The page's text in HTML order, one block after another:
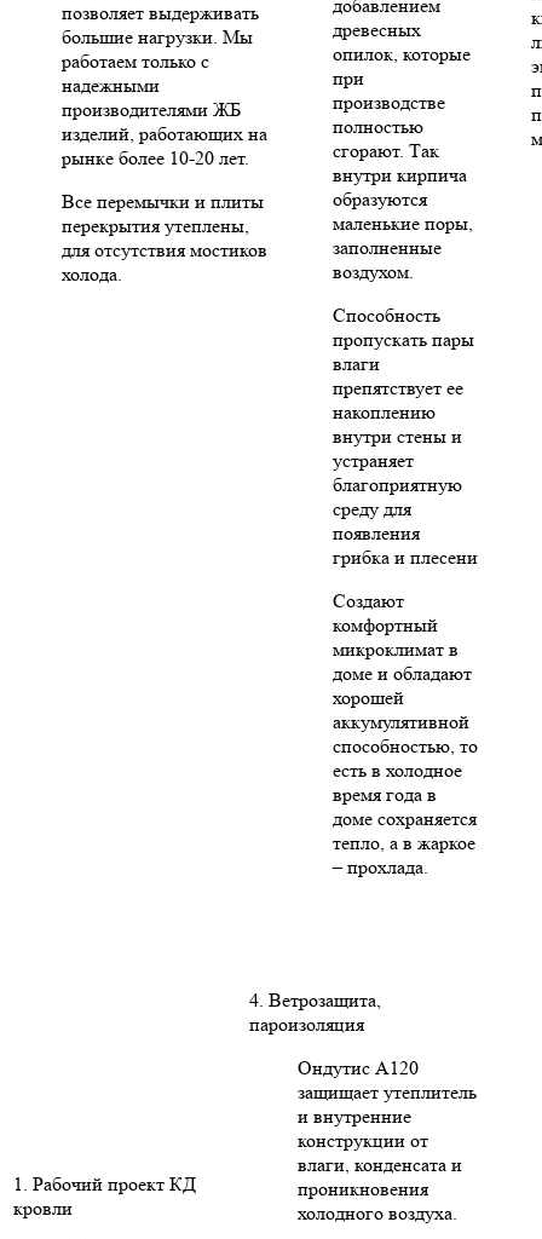
позволяет выдерживать
большие нагрузки. Мы
работаем только с
надежными
производителями ЖБ
изделий, работающих на
рынке более 10-20 лет.
Все перемычки и плиты
перекрытия утеплены,
для отсутствия мостиков
холода.
добавлением
древесных
опилок, которые
при
производстве
полностью
сгорают. Так
внутри кирпича
образуются
маленькие поры,
заполненные
воздухом.
Способность
пропускать пары
влаги
препятствует ее
накоплению
внутри стены и
устраняет
благоприятную
среду для
появления
грибка и плесени
Создают
комфортный
микроклимат в
доме и обладают
хорошей
аккумулятивной
способностью, то
есть в холодное
время года в
доме сохраняется
тепло, а в жаркое
– прохлада.
1. Рабочий проект КД
кровли
4. Ветрозащита,
пароизоляция
Ондутис А120
защищает утеплитель
и внутренние
конструкции от
влаги, конденсата и
проникновения
холодного воздуха.